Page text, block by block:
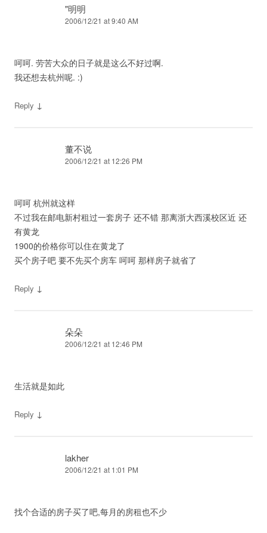
"明明
2006/12/21 at 9:40 AM
呵呵. 劳苦大众的日子就是这么不好过啊.
我还想去杭州呢. :)
Reply ↓
董不说
2006/12/21 at 12:26 PM
呵呵 杭州就这样
不过我在邮电新村租过一套房子 还不错 那离浙大西溪校区近 还
有黄龙
1900的价格你可以住在黄龙了
买个房子吧 要不先买个房车 呵呵 那样房子就省了
Reply ↓
朵朵
2006/12/21 at 12:46 PM
生活就是如此
Reply ↓
lakher
2006/12/21 at 1:01 PM
找个合适的房子买了吧,每月的房租也不少